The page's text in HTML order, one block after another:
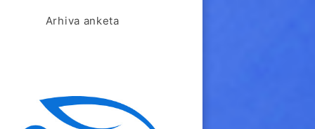
Arhiva anketa